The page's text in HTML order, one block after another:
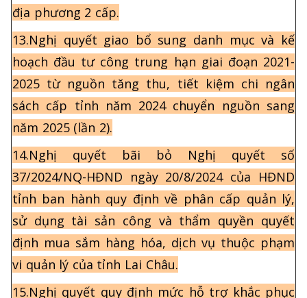
địa phương 2 cấp.
13.Nghị quyết giao bổ sung danh mục và kế
hoạch đầu tư công trung hạn giai đoạn 2021-
2025 từ nguồn tăng thu, tiết kiệm chi ngân
sách cấp tỉnh năm 2024 chuyển nguồn sang
năm 2025 (lần 2).
14.Nghị quyết bãi bỏ Nghị quyết số
37/2024/NQ-HĐND ngày 20/8/2024 của HĐND
tỉnh ban hành quy định về phân cấp quản lý,
sử dụng tài sản công và thẩm quyền quyết
định mua sắm hàng hóa, dịch vụ thuộc phạm
vi quản lý của tỉnh Lai Châu.
15.Nghị quyết quy định mức hỗ trợ khắc phục